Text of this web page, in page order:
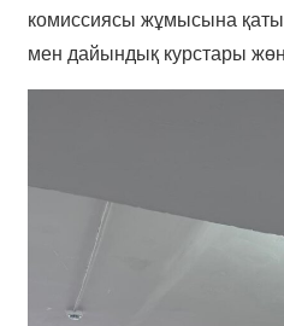
комиссиясы жұмысына
мен дайындық курстары